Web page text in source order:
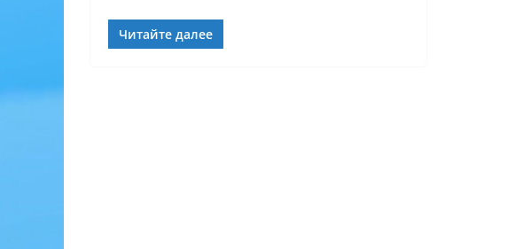
Читайте далее